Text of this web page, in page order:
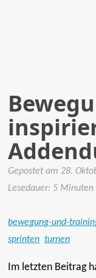
Gepostet am28.
Lesedauer: 5 Minuten
bewegung-und-
sprinten turnen
Im letzten Beitrag